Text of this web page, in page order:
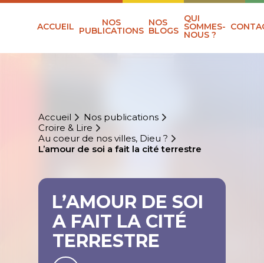
ACCUEIL NOS
PUBLICATIONS
NOS
BLOGS
QUI
SOMMES-
NOUS ?
Accueil
Nos publications
Croire & Lire
Au coeur de nos villes, Dieu ?
L’amour de soi a fait la cité terrestre
L’AMOUR DE SOI
A FAIT LA CITÉ
TERRESTRE